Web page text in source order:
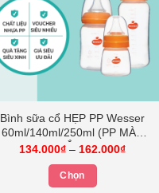
Bình sữa cổ HẸP PP Wesser
60ml/140ml/250ml (PP MÀU
TRẮNG)
134.000₫ – 162.000₫Khoảng
Chọn